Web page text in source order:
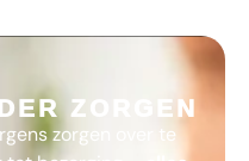
ZORGEN
zorgen over te